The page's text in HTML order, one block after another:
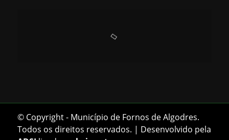
© Copyright - Município de Fornos de Algodres.
Todos os direitos reservados. | Desenvolvido pela